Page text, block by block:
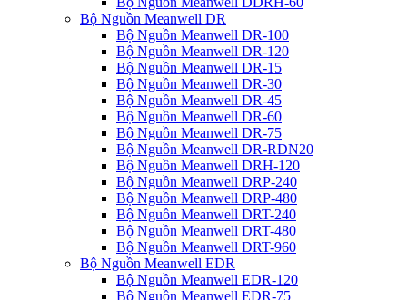
Bộ Nguồn Meanwell DR
Bộ Nguồn Meanwell DR-100
Bộ Nguồn Meanwell DR-120
Bộ Nguồn Meanwell DR-15
Bộ Nguồn Meanwell DR-30
Bộ Nguồn Meanwell DR-45
Bộ Nguồn Meanwell DR-60
Bộ Nguồn Meanwell DR-75
Bộ Nguồn Meanwell DR-RDN20
Bộ Nguồn Meanwell DRH-120
Bộ Nguồn Meanwell DRP-240
Bộ Nguồn Meanwell DRP-480
Bộ Nguồn Meanwell DRT-240
Bộ Nguồn Meanwell DRT-480
Bộ Nguồn Meanwell DRT-960
Bộ Nguồn Meanwell EDR
Bộ Nguồn Meanwell EDR-120
Bộ Nguồn Meanwell EDR-75